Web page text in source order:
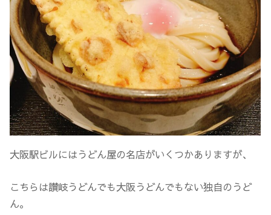
大阪駅ビルにはうどん屋の名店がいくつかありますが、
こちらは讃岐うどんでも大阪うどんでもない独自のうど
ん。